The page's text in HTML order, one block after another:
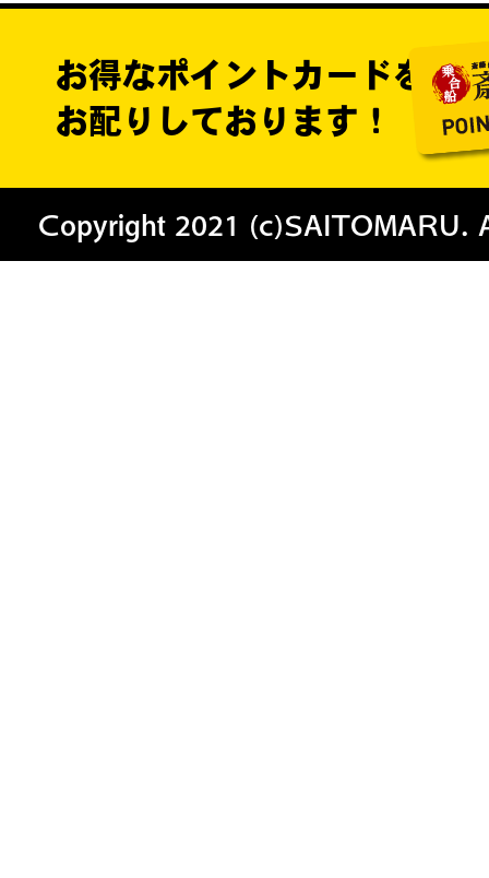
お得なポイントカードを
お配りしております！
Copyright 2021 (c)SAITOMARU.